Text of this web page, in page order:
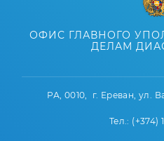
ОФИС ГЛАВНОГО
ДЕЛАМ
РА, 0010, г. Ереван, ул.
Тел.: (+374)